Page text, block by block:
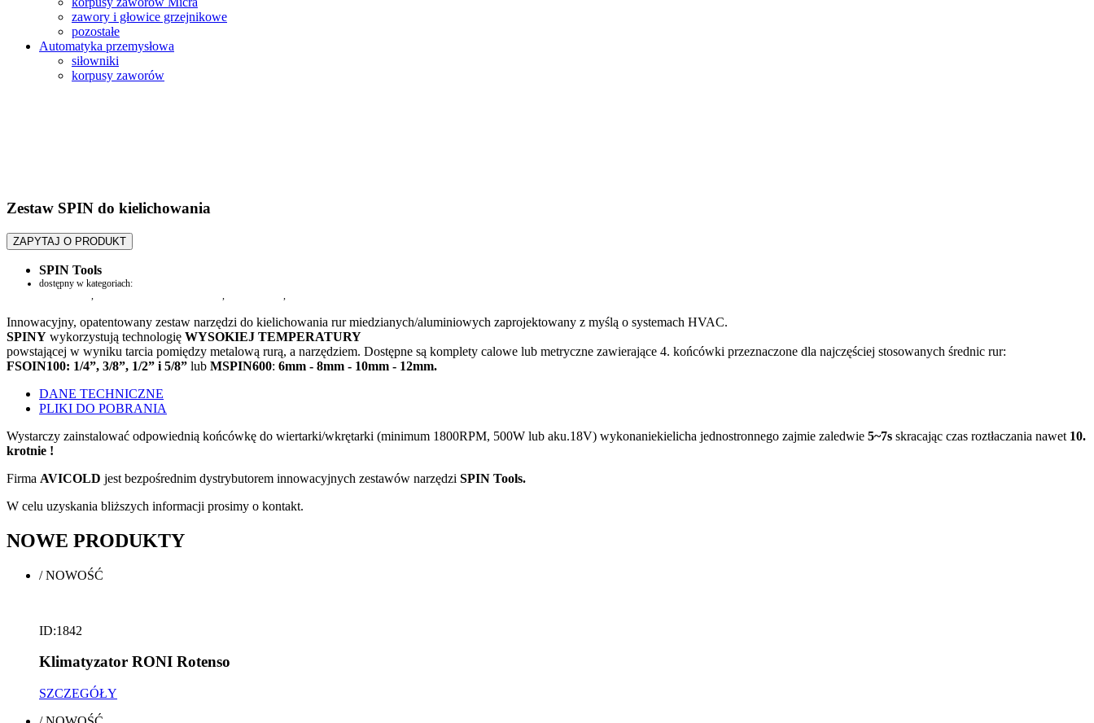
zawory i głowice grzejnikowe
pozostałe
Automatyka przemysłowa
siłowniki
korpusy zaworów
Zestaw SPIN do kielichowania
ZAPYTAJ O PRODUKT
SPIN Tools
dostępny w kategoriach:
Innowacyjny, opatentowany zestaw narzędzi do kielichowania rur miedzianych/aluminiowych zaprojektowany z myślą o systemach HVAC.
SPINY wykorzystują technologię WYSOKIEJ TEMPERATURY
powstającej w wyniku tarcia pomiędzy metalową rurą, a narzędziem. Dostępne są komplety calowe lub metryczne zawierające 4. końcówki przeznaczone dla najczęściej stosowanych średnic rur:
FSOIN100: 1/4”, 3/8”, 1/2” i 5/8” lub MSPIN600: 6mm - 8mm - 10mm - 12mm.
DANE TECHNICZNE
PLIKI DO POBRANIA
Wystarczy zainstalować odpowiednią końcówkę do wiertarki/wkrętarki (minimum 1800RPM, 500W lub aku.18V) wykonaniekielicha jednostronnego zajmie zaledwie 5~7s skracając czas roztłaczania nawet 10.
krotnie !
Firma AVICOLD jest bezpośrednim dystrybutorem innowacyjnych zestawów narzędzi SPIN Tools.
W celu uzyskania bliższych informacji prosimy o kontakt.
NOWE PRODUKTY
/NOWOŚĆ
ID:1842
Klimatyzator RONI Rotenso
SZCZEGÓŁY